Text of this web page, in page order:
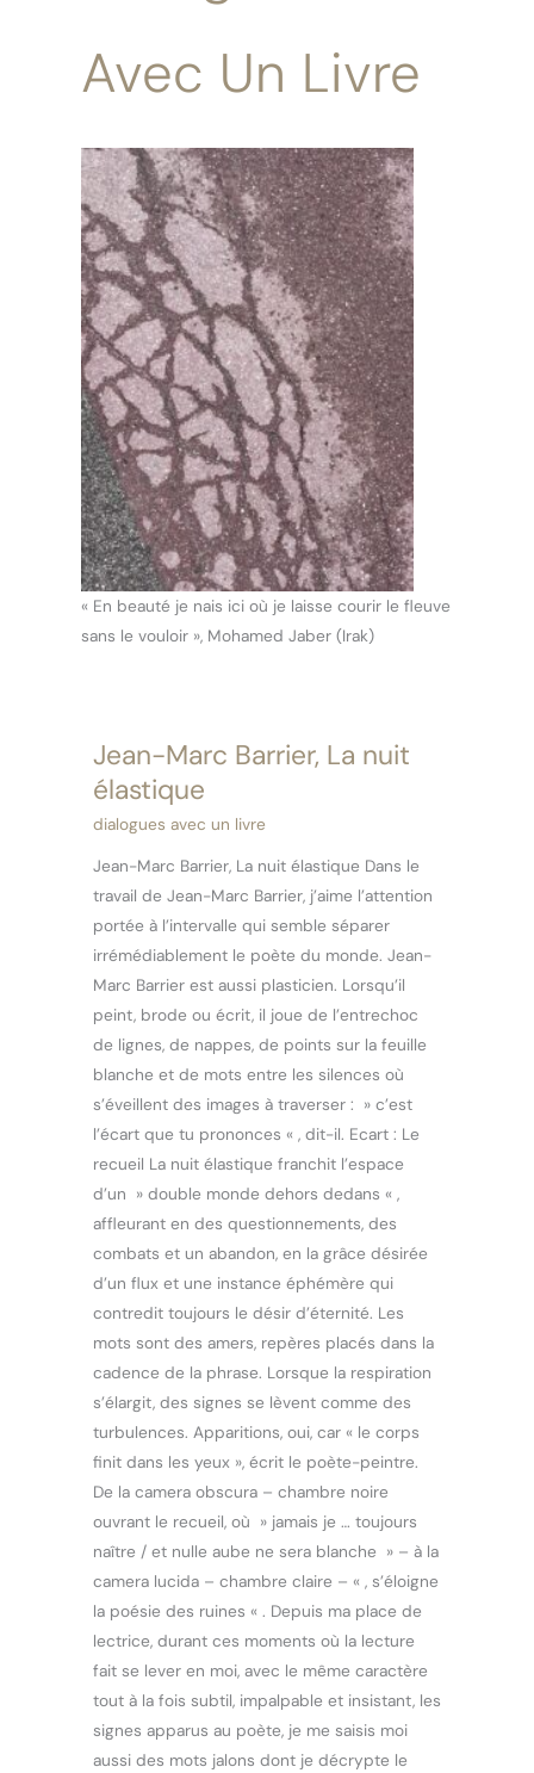
Avec Un Livre
« En beauté je nais ici où je laisse courir le fleuve
sans le vouloir », Mohamed Jaber (Irak)
Jean-Marc Barrier, La nuit
élastique
dialogues avec un livre
Jean-Marc Barrier, La nuit élastique Dans le
travail de Jean-Marc Barrier, j’aime l’attention
portée à l’intervalle qui semble séparer
irrémédiablement le poète du monde. Jean-
Marc Barrier est aussi plasticien. Lorsqu’il
peint, brode ou écrit, il joue de l’entrechoc
de lignes, de nappes, de points sur la feuille
blanche et de mots entre les silences où
s’éveillent des images à traverser : » c’est
l’écart que tu prononces « , dit-il. Ecart : Le
recueil La nuit élastique franchit l’espace
d’un » double monde dehors dedans « ,
affleurant en des questionnements, des
combats et un abandon, en la grâce désirée
d’un flux et une instance éphémère qui
contredit toujours le désir d’éternité. Les
mots sont des amers, repères placés dans la
cadence de la phrase. Lorsque la respiration
s’élargit, des signes se lèvent comme des
turbulences. Apparitions, oui, car « le corps
finit dans les yeux », écrit le poète-peintre.
De la camera obscura – chambre noire
ouvrant le recueil, où » jamais je … toujours
naître / et nulle aube ne sera blanche » – à la
camera lucida – chambre claire – « , s’éloigne
la poésie des ruines « . Depuis ma place de
lectrice, durant ces moments où la lecture
fait se lever en moi, avec le même caractère
tout à la fois subtil, impalpable et insistant, les
signes apparus au poète, je me saisis moi
aussi des mots jalons dont je décrypte le
Jean-
Marc
nuit
élastique